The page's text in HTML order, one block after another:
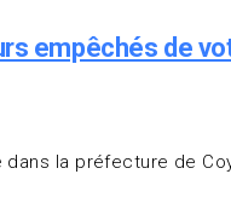
empêchés de
la préfecture de